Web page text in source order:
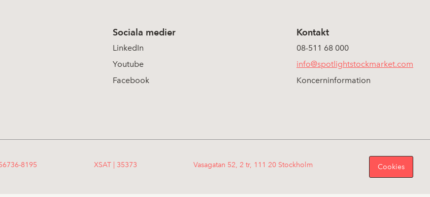
Sociala medier
LinkedIn
Youtube
Facebook
Kontakt
08-511 68 000
info@spotlightstockmarket.com
Koncerninformation
8195 XSAT | 35373 Vasagatan 52, 2 tr, 111 20 Stockholm Cookies